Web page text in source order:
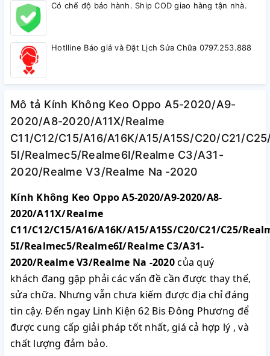
Có chế độ bảo hành. Ship COD giao hàng tận nhà.
Hotlline Báo giá và Đặt Lịch Sửa Chữa 0797.253.888
Mô tả Kính Không Keo Oppo A5-2020/A9-
2020/A8-2020/A11X/Realme
C11/C12/C15/A16/A16K/A15/A15S/C20/C21/
5I/Realmec5/Realme6I/Realme C3/A31-
2020/Realme V3/Realme Na -2020
Kính Không Keo Oppo A5-2020/A9-2020/A8-
2020/A11X/Realme
C11/C12/C15/A16/A16K/A15/A15S/C20/C21/C25/
5I/Realmec5/Realme6I/Realme C3/A31-
2020/Realme V3/Realme Na -2020của quý
khách đang gặp phải các vấn đề cần được thay thế,
sửa chữa. Nhưng vẫn chưa kiếm được địa chỉ đáng
tin cậy. Đến ngay Linh Kiện 62 Bis Đông Phương để
được cung cấp giải pháp tốt nhất, giá cả hợp lý , và
chất lượng đảm bảo.